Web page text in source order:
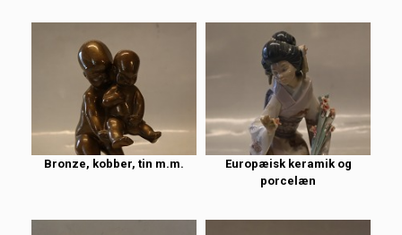
Bronze, kobber, tin m.m.
Europæisk keramik og
porcelæn